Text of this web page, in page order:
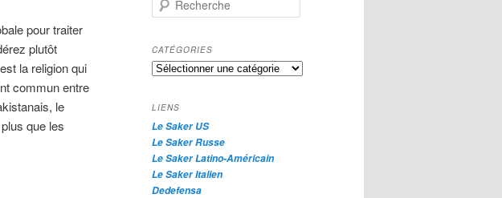
pour traiter
plutôt
la religion qui
commun entre
le
que les
e
h
e
r
h
e
CATÉGORIES
Catégories
LIENS
Le Saker US
Le Saker Russe
Le Saker Latino-Américain
Le Saker Italien
Dedefensa